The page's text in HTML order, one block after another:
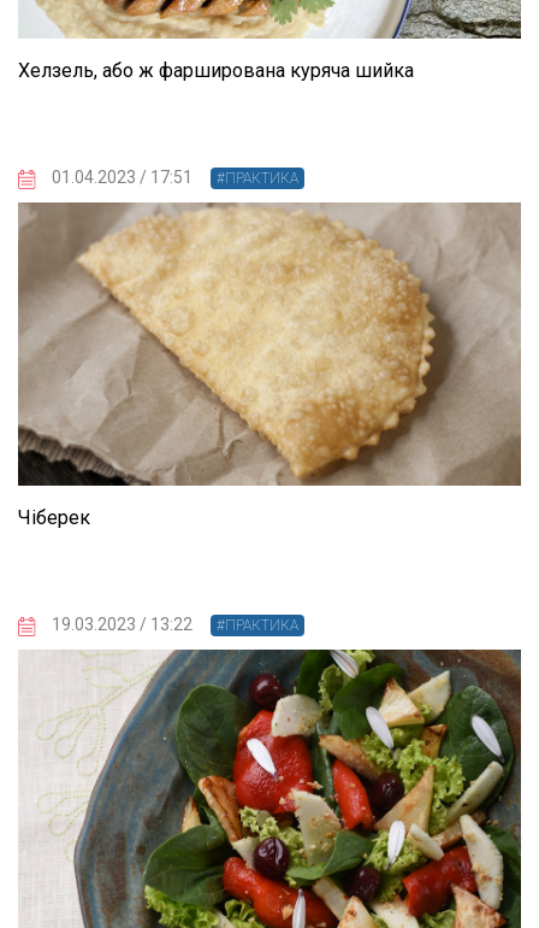
Хелзель, або ж фарширована куряча шийка
01.04.2023 / 17:51 #ПРАКТИКА
Чіберек
19.03.2023 / 13:22 #ПРАКТИКА